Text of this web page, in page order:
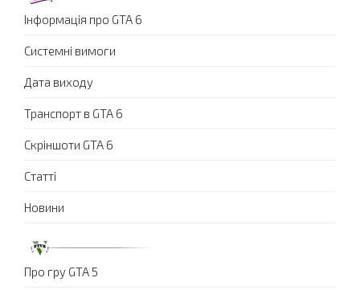
Інформація про GTA 6
Системні вимоги
Дата виходу
Транспорт в GTA 6
Скріншоти GTA 6
Статті
Новини
Про гру GTA 5